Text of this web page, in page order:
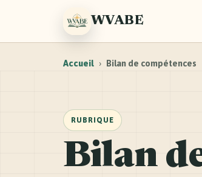
WVABE
Accueil › Bilan de compétences
RUBRIQUE
Bilan